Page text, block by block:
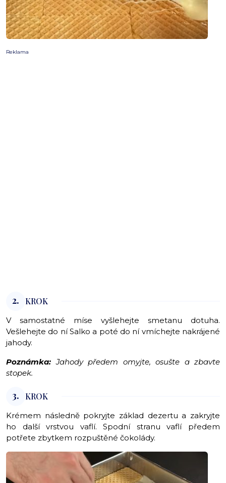
Reklama
2. KROK
V samostatné míse vyšlehejte smetanu dotuha.
Vešlehejte do ní Salko a poté do ní vmíchejte nakrájené
jahody.
Poznámka:Jahody předem omyjte, osušte a zbavte
stopek.
3. KROK
Krémem následně pokryjte základ dezertu a zakryjte
ho další vrstvou vaflí. Spodní stranu vaflí předem
potřete zbytkem rozpuštěné čokolády.